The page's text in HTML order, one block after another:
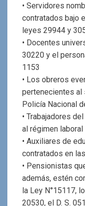
• Servidores
contratados bajo
leyes 29944 y
• Docentes
30220 y el
1153
• Los obreros
pertenecientes al
Policía Nacional
• Trabajadores
al régimen
• Auxiliares de
contratados en
• Pensionistas
además, estén
la Ley N°15117,
20530, el D. S.